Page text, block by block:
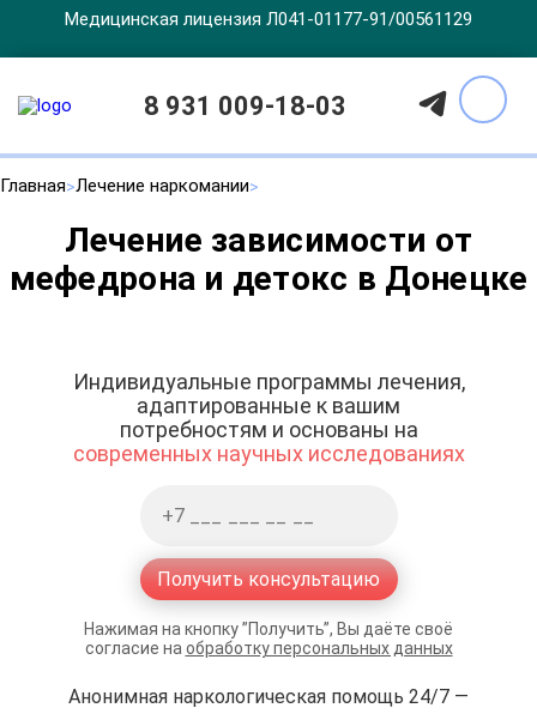
Медицинская лицензия Л041-01177-91/00561129
8 931 009-18-03
Главная Лечение наркомании
Лечение зависимости от
мефедрона и детокс в Донецке
Индивидуальные программы лечения,
адаптированные к вашим
потребностям и основаны на
современных научных исследованиях
Получить консультацию
Нажимая на кнопку ”Получить”, Вы даёте своё
согласие на обработку персональных данных
Анонимная наркологическая помощь 24/7 —